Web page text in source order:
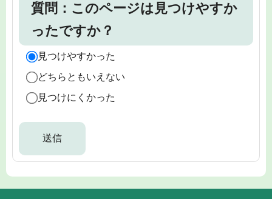
質問：このページは見つけやすか
ったですか？
見つけやすかった
どちらともいえない
見つけにくかった